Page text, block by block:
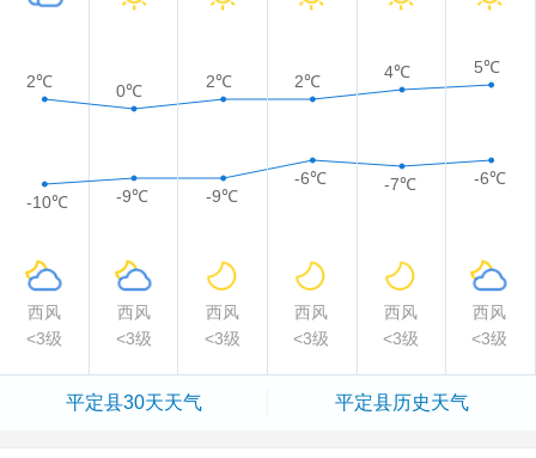
2℃ 0℃ 2℃ 2℃ 4℃ 5℃
-10℃ -9℃ -9℃
-6℃ -7℃ -6℃
西风 西风 西风 西风 西风
西风
<3级
<3级 <3级 <3级 <3级 <3级
平定县30天天气 平定县历史天气